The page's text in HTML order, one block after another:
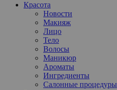
Красота
Новости
Макияж
Лицо
Тело
Волосы
Маникюр
Ароматы
Ингредиенты
Салонные процедуры